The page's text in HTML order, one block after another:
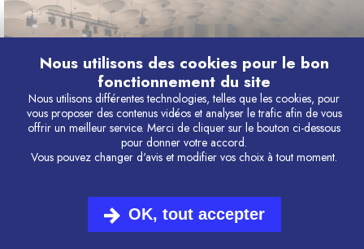
LE CLASSIC'EST FFFOU
Nous utilisons des cookies pour le bon
fonctionnement du site
Nous utilisons différentes technologies, telles que les cookies, pour
vous proposer des contenus vidéos et analyser le trafic afin de vous
offrir un meilleur service. Merci de cliquer sur le bouton ci-dessous
pour donner votre accord.
Vous pouvez changer d'avis et modifier vos choix à tout moment.
OK, tout accepter